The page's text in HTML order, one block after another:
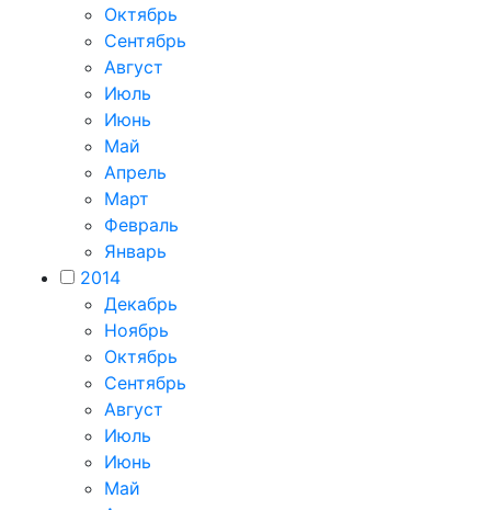
Октябрь
Сентябрь
Август
Июль
Июнь
Май
Апрель
Март
Февраль
Январь
2014
Декабрь
Ноябрь
Октябрь
Сентябрь
Август
Июль
Июнь
Май